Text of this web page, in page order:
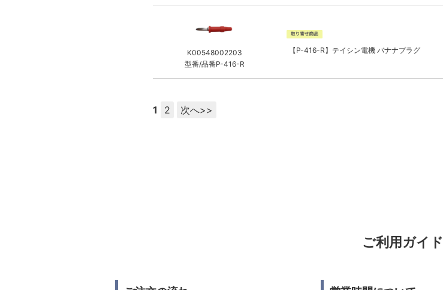
K00548002203
型番/品番P-416-R
【P-416-R】テイシン電機 バナナプラグ
1 2 次へ>>
ご利用ガイド